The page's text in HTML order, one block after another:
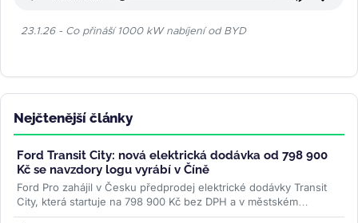
23.1.26 - Co přináší 1000 kW nabíjení od BYD
Nejčtenější články
Ford Transit City: nová elektrická dodávka od 798 900
Kč se navzdory logu vyrábí v Číně
Ford Pro zahájil v Česku předprodej elektrické dodávky Transit
City, která startuje na 798 900 Kč bez DPH a v městském
provozu ujede až 381...>>